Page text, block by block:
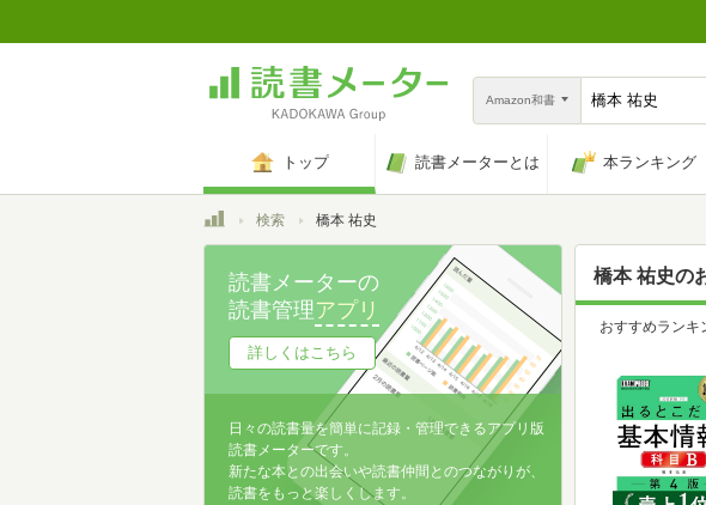
Amazon和書
トップ 読書メーターとは 本ランキング
トップ検索 橋本 祐史
橋本 祐史の
おすすめランキ
読書メーターの
読書管理アプリ
詳しくはこちら
日々の読書量を簡単に記録・管理できるアプリ版
読書メーターです。
新たな本との出会いや読書仲間とのつながりが、
読書をもっと楽しくします。